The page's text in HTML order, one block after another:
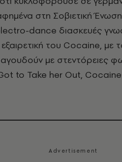
στη Σοβιετική
dance διασκευές
εξαιρετική του Cocaine,
με στεντόρειες
to Take her Out,